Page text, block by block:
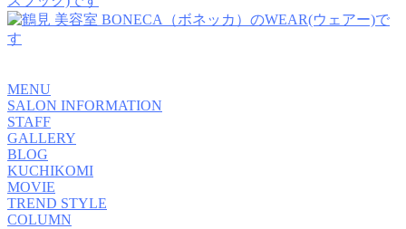
MENU
SALON INFORMATION
STAFF
GALLERY
BLOG
KUCHIKOMI
MOVIE
TREND STYLE
COLUMN